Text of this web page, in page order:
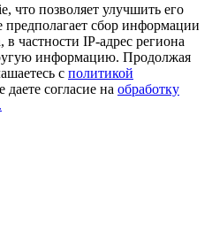
что позволяет улучшить его
предполагает сбор информации
в частности IP-адрес региона
информацию. Продолжая
с политикой
даете согласие на обработку